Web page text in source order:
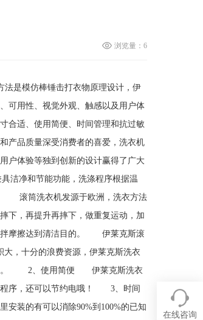
浏览量：6
法是模仿棒锤击打衣物原理设计，伊
可用性、视觉外观、触感以及用户体
合适、使用简便、时间管理和抗过敏
产品质量深受消费者的喜爱，洗衣机
户体验等独到创新的设计赢得了广大
洁净和节能功能，洗涤程序根据温
滚筒洗衣机发源于欧洲，洗衣方法
下，再提升再摔下，做重复运动，加
拌摩擦达到清洁目的。 伊莱克斯滚
，十分的浪费资源，伊莱克斯洗衣
一起。 2、使用简便 伊莱克斯洗衣
程序，还可以节约电哦！ 3、时间
装的有可以消除90%到100%的已知
在线咨询